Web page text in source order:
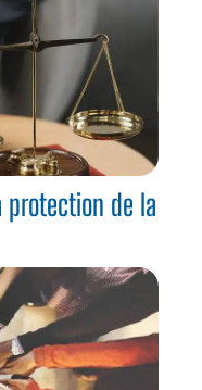
protection de la